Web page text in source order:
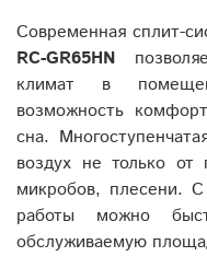
Современная сплит-
RC-GR65HN
климат в
возможность
сна.
воздух не только
микробов, плесени.
работы можно
обслуживаемую